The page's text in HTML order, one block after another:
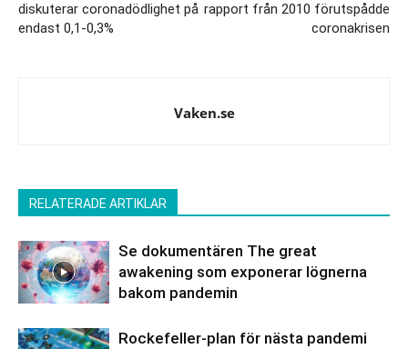
diskuterar coronadödlighet på
endast 0,1-0,3%
rapport från 2010 förutspådde
coronakrisen
Vaken.se
RELATERADE ARTIKLAR
Se dokumentären The great
awakening som exponerar lögnerna
bakom pandemin
Rockefeller-plan för nästa pandemi